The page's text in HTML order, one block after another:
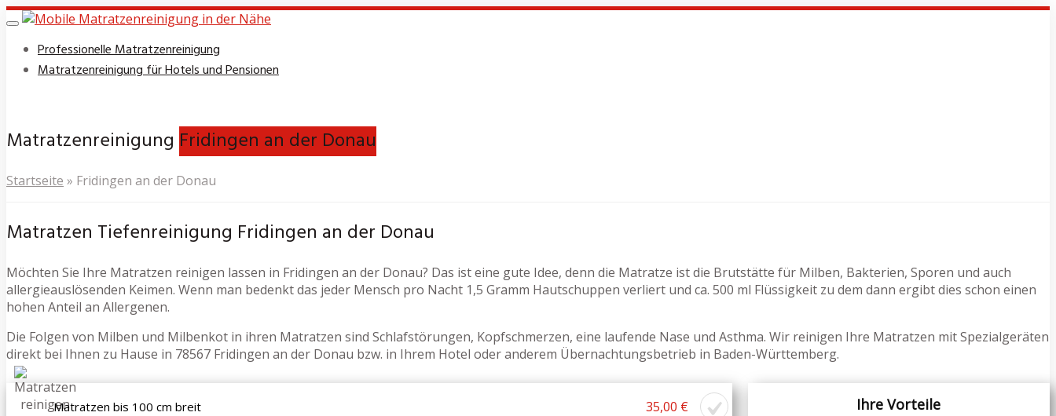
Skip
to
main
content
Toggle
Professionelle Matratzenreinigung
Matratzenreinigung für Hotels und Pensionen
Matratzenreinigung Fridingen an der Donau
Startseite » Fridingen an der Donau
Matratzen Tiefenreinigung Fridingen an der Donau
Möchten Sie Ihre Matratzen reinigen lassen in Fridingen an der Donau? Das ist eine gute Idee, denn die Matratze ist die Brutstätte für Milben, Bakterien, Sporen und auch
allergieauslösenden Keimen. Wenn man bedenkt das jeder Mensch pro Nacht 1,5 Gramm Hautschuppen verliert und ca. 500 ml Flüssigkeit zu dem dann ergibt dies schon einen
hohen Anteil an Allergenen.
Die Folgen von Milben und Milbenkot in ihren Matratzen sind Schlafstörungen, Kopfschmerzen, eine laufende Nase und Asthma. Wir reinigen Ihre Matratzen mit Spezialgeräten
direkt bei Ihnen zu Hause in 78567 Fridingen an der Donau bzw. in Ihrem Hotel oder anderem Übernachtungsbetrieb in Baden-Württemberg.
Matratzen bis 100 cm breit 35,00 € Ihre Vorteile